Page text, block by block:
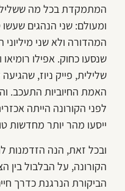
המתמקדת בכל מה
ומעולם: שני הנהגים
המהדורה ולא שני
שנסעו כחוק. אפילו
שלילית, פייק ניוז,
לפני הקורונה הייתה
ייסעו מהר יותר מחדשות
ובכל זאת, הנה הזדמנות
הקורונה, על הבלבול בין
הביקורת הנרגנת כדרך